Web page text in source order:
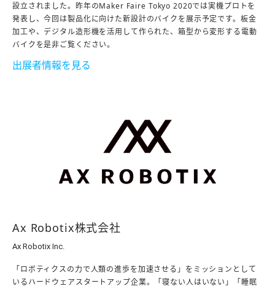
設立されました。昨年のMaker Faire Tokyo 2020では実機プロトを
発表し、今回は製品化に向けた新設計のバイクを展示予定です。板金
加工や、デジタル造形機を活用して作られた、箱型から変形する電動
バイクを是非ご覧ください。
出展者情報を見る
Ax Robotix株式会社
Ax Robotix Inc.
「ロボティクスの力で人類の進歩を加速させる」をミッションとして
いるハードウェアスタートアップ企業。「寝ない人はいない」「睡眠